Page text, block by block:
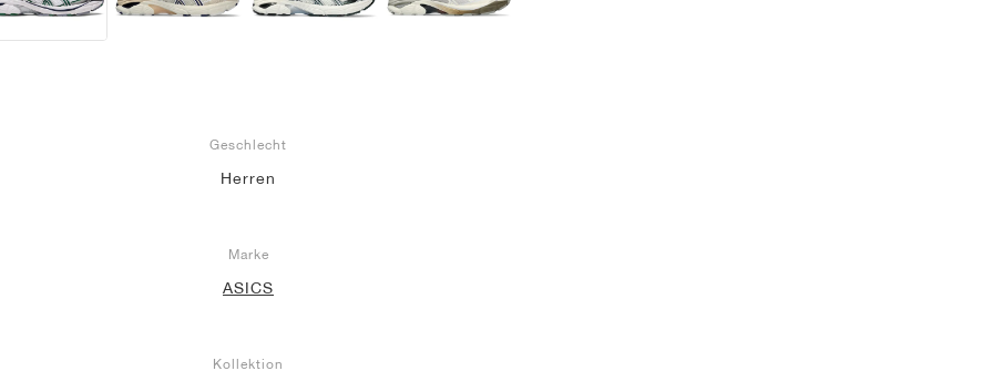
Geschlecht
Herren
Marke
ASICS
Kollektion